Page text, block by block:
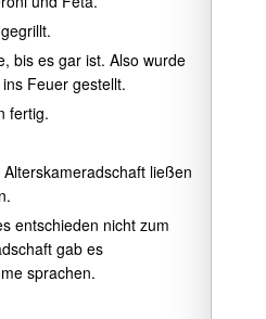
bis es gar ist. Also wurde
Feuer gestellt.
fertig.
ließen
entschieden nicht zum
gab es
sprachen.